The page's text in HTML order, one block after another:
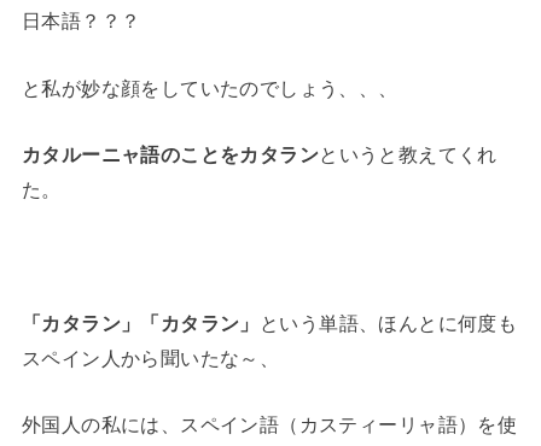
日本語？？？
と私が妙な顔をしていたのでしょう、、、
カタルーニャ語のことをカタランというと教えてくれ
た。
「カタラン」「カタラン」
という単語、ほんとに何度も
スペイン人から聞いたな～、
外国人の私には、スペイン語（カスティーリャ語）を使